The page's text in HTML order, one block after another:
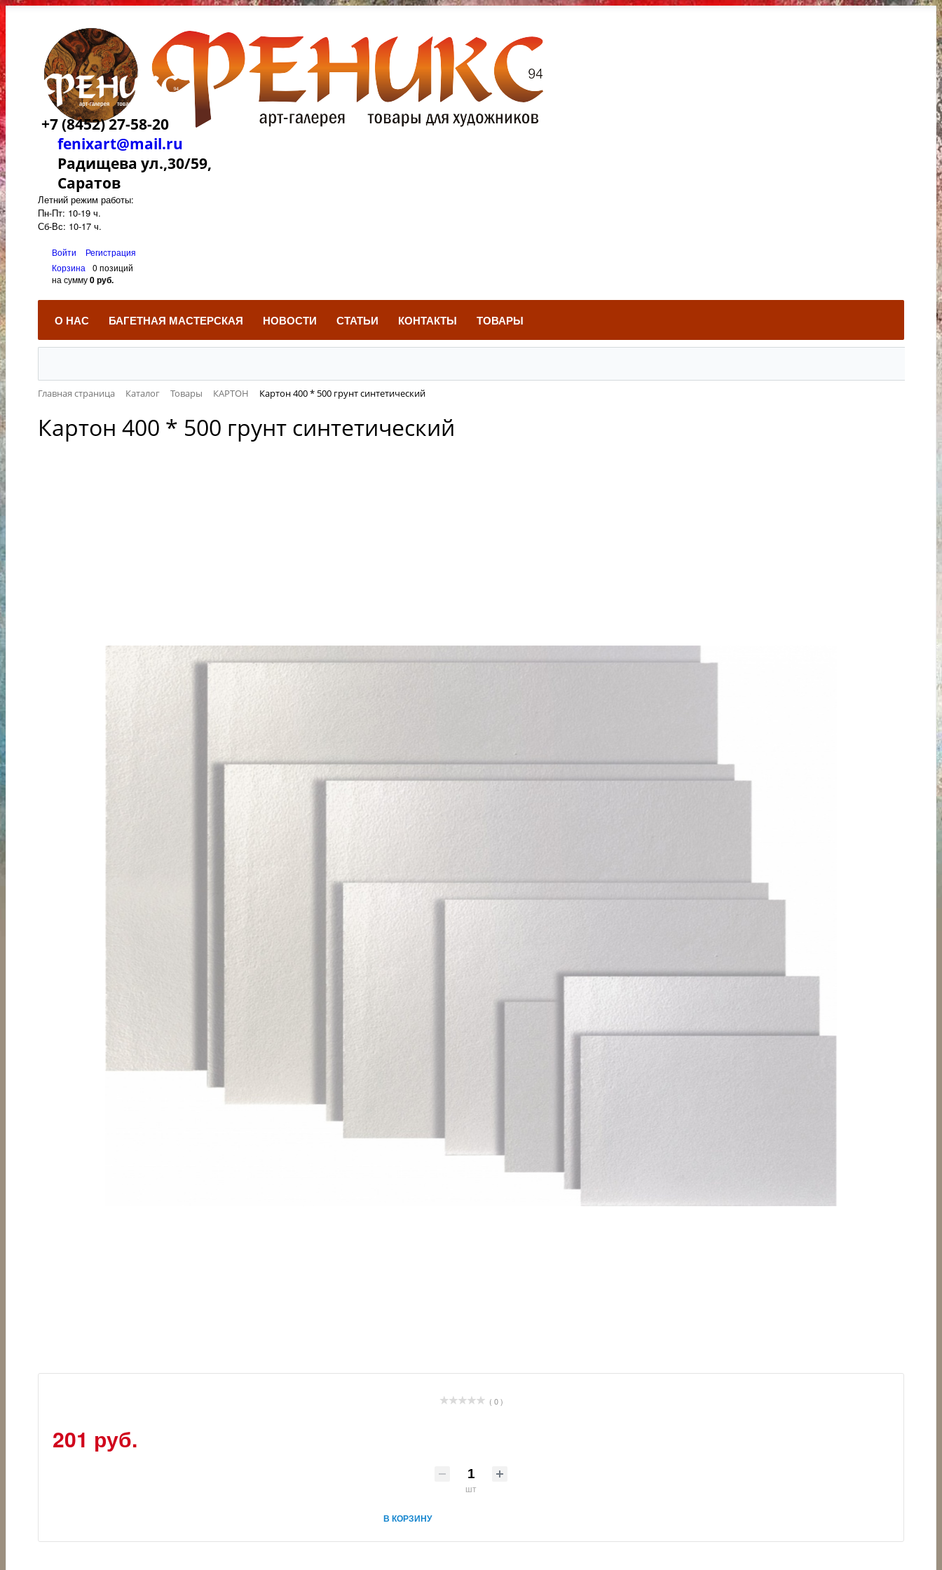
+7 (8452) 27-58-20
fenixart@mail.ru
Радищева ул.,30/59,
Саратов
Летний режим работы:
Пн-Пт: 10-19 ч.
Сб-Вс: 10-17 ч.
Войти
Регистрация
Корзина
0 позиций
на сумму0 руб.
О НАС БАГЕТНАЯ МАСТЕРСКАЯ НОВОСТИ СТАТЬИ КОНТАКТЫ ТОВАРЫ
Главная страница Каталог Товары КАРТОН Картон 400 * 500 грунт синтетический
Картон 400 * 500 грунт синтетический
( 0 )
201 руб.
шт
В КОРЗИНУ